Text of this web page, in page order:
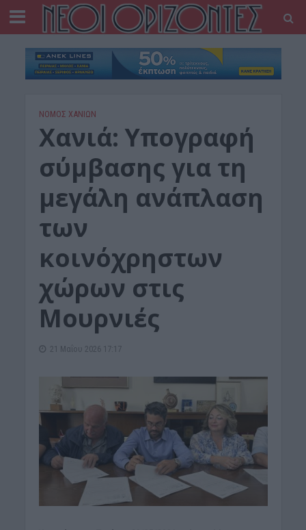
ΝΟΜΌΣ ΧΑΝΊΩΝ
Χανιά: Υπογραφή
σύμβασης για τη
μεγάλη ανάπλαση
των
κοινόχρηστων
χώρων στις
Μουρνιές
21 Μαΐου 2026 17:17